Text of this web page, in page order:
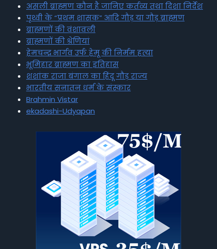
असली ब्राह्मण कौन है जानिए कर्तव्य तथा दिशा निर्देश
पृथ्वी के “प्रथम शासक” आदि गौड़ या गौड़ ब्राह्मण
ब्राह्मणों की वंशावली
ब्राह्मणों की श्रेणियां
हेमचन्द्र भार्गव उर्फ हेमू की निर्मम हत्या
भूमिहार ब्राह्मण का इतिहास
शशांक राजा बंगाल का हिंदू गौड़ राज्य
भारतीय सनातन धर्म के संस्कार
Brahmin Vistar
ekadashi-Udyapan